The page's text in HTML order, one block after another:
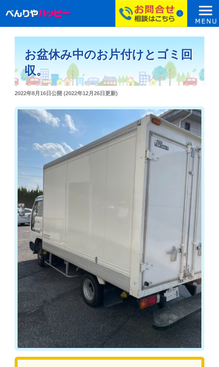
お盆休み中のお片付けとゴミ回
収。
投
日:
2022年8月16日公開 (2022年12月26日更新)